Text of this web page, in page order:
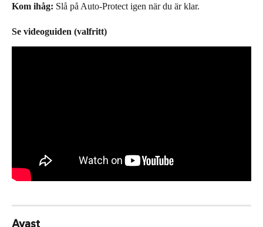
Kom ihåg: Slå på Auto-Protect igen när du är klar.
Se videoguiden (valfritt)
Avast